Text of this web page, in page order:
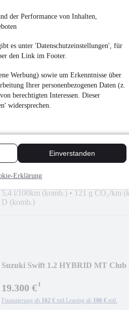
der Performance von Inhalten,
es unter 'Datenschutzeinstellungen', für
den Link im Footer.
Werbung) sowie um Erkenntnisse über
Ihrer personenbezogenen Daten (z.
berechtigten Interessen. Dieser
widersprechen.
Einverstanden
Erklärung
Volkswagen T7 Multivan
Finanzierung ab 446 € mtl.
Suzuki S-Cross 5-Türer 1.4
5,4 l/100km (komb.) • 121 g CO₂/km
D (komb.)
Suzuki Swift 1.2 HYBRID MT Club
19.300 €¹
Finanzierung ab 162 € mtl. Leasing ab 106 € mtl.